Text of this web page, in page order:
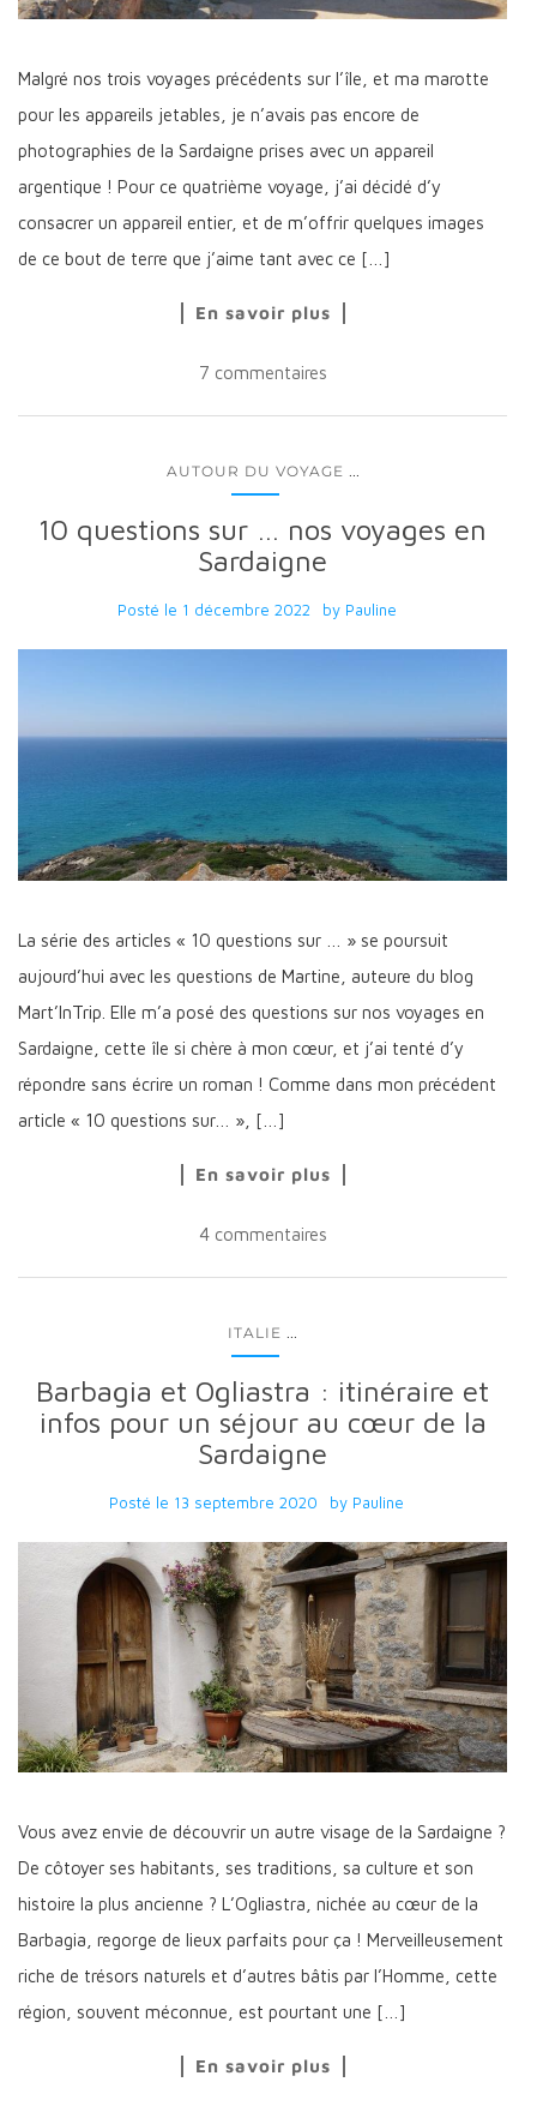
Malgré nos trois voyages précédents sur l’île, et ma marotte
pour les appareils jetables, je n’avais pas encore de
photographies de la Sardaigne prises avec un appareil
argentique ! Pour ce quatrième voyage, j’ai décidé d’y
consacrer un appareil entier, et de m’offrir quelques images
de ce bout de terre que j’aime tant avec ce […]
En savoir plus
7 commentaires
AUTOUR DU VOYAGE
10 questions sur … nos voyages en
Sardaigne
Posté le 1 décembre 2022 by Pauline
La série des articles « 10 questions sur … » se poursuit
aujourd’hui avec les questions de Martine, auteure du blog
Mart’InTrip. Elle m’a posé des questions sur nos voyages en
Sardaigne, cette île si chère à mon cœur, et j’ai tenté d’y
répondre sans écrire un roman ! Comme dans mon précédent
article « 10 questions sur… », […]
En savoir plus
4 commentaires
ITALIE
Barbagia et Ogliastra : itinéraire et
infos pour un séjour au cœur de la
Sardaigne
Posté le 13 septembre 2020 by Pauline
Vous avez envie de découvrir un autre visage de la Sardaigne ?
De côtoyer ses habitants, ses traditions, sa culture et son
histoire la plus ancienne ? L’Ogliastra, nichée au cœur de la
Barbagia, regorge de lieux parfaits pour ça ! Merveilleusement
riche de trésors naturels et d’autres bâtis par l’Homme, cette
région, souvent méconnue, est pourtant une […]
En savoir plus